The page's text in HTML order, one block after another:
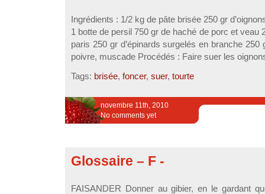
Ingrédients : 1/2 kg de pâte brisée 250 gr
1 botte de persil 750 gr de haché de porc et veau
paris 250 gr d’épinards surgelés en branche
poivre, muscade Procédés : Faire suer les
Tags: brisée, foncer, suer, tourte
novembre 11th, 2010
No comments yet
Glossaire – F -
FAISANDER Donner au gibier, en le gardant